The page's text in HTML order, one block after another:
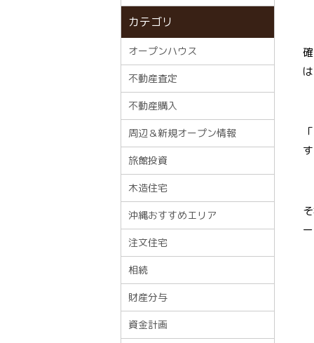
「
カテゴリ
オープンハウス
不動産査定
不動産購入
周辺＆新規オープン情報
旅館投資
木造住宅
沖縄おすすめエリア
注文住宅
相続
財産分与
資金計画